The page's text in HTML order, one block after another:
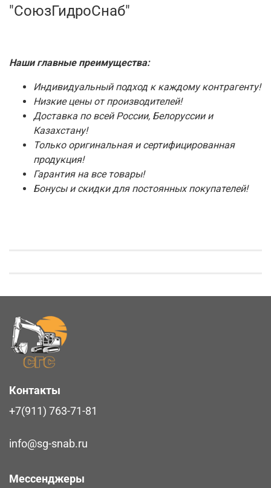
"СоюзГидроСнаб"
Наши главные преимущества:
Индивидуальный подход к каждому контрагенту!
Низкие цены от производителей!
Доставка по всей России, Белоруссии и
Казахстану!
Только оригинальная и сертифицированная
продукция!
Гарантия на все товары!
Бонусы и скидки для постоянных покупателей!
Контакты
+7(911) 763-71-81
info@sg-snab.ru
Мессенджеры